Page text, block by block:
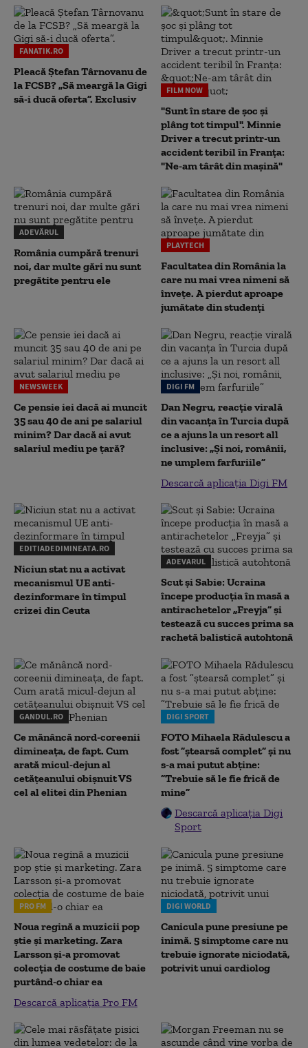
FANATIK.RO
Pleacă Ștefan Târnovanu de
la FCSB? „Să meargă la Gigi
să-i ducă oferta”. Exclusiv
FILM NOW
"Sunt în stare de șoc și
plâng tot timpul". Minnie
Driver a trecut printr-un
accident teribil în Franța:
"Ne-am târât din mașină"
ADEVĂRUL
România cumpără trenuri
noi, dar multe gări nu sunt
pregătite pentru ele
PLAYTECH
Facultatea din România la
care nu mai vrea nimeni să
înveţe. A pierdut aproape
jumătate din studenţi
NEWSWEEK
Ce pensie iei dacă ai muncit
35 sau 40 de ani pe salariul
minim? Dar dacă ai avut
salariul mediu pe țară?
DIGI FM
Dan Negru, reacție virală
din vacanța în Turcia după
ce a ajuns la un resort all
inclusive: „Și noi, românii,
ne umplem farfuriile”
Descarcă aplicația Digi FM
EDITIADEDIMINEATA.RO
Niciun stat nu a activat
mecanismul UE anti-
dezinformare în timpul
crizei din Ceuta
ADEVARUL
Scut și Sabie: Ucraina
începe producția în masă a
antirachetelor „Freyja” și
testează cu succes prima sa
rachetă balistică autohtonă
GANDUL.RO
Ce mănâncă nord-coreenii
dimineața, de fapt. Cum
arată micul-dejun al
cetățeanului obișnuit VS
cel al elitei din Phenian
DIGI SPORT
FOTO Mihaela Rădulescu a
fost ”ștearsă complet” și nu
s-a mai putut abține:
”Trebuie să le fie frică de
mine”
Descarcă aplicația Digi
Sport
PRO FM
Noua regină a muzicii pop
știe și marketing. Zara
Larsson și-a promovat
colecția de costume de baie
purtând-o chiar ea
Descarcă aplicația Pro FM
DIGI WORLD
Canicula pune presiune pe
inimă. 5 simptome care nu
trebuie ignorate niciodată,
potrivit unui cardiolog